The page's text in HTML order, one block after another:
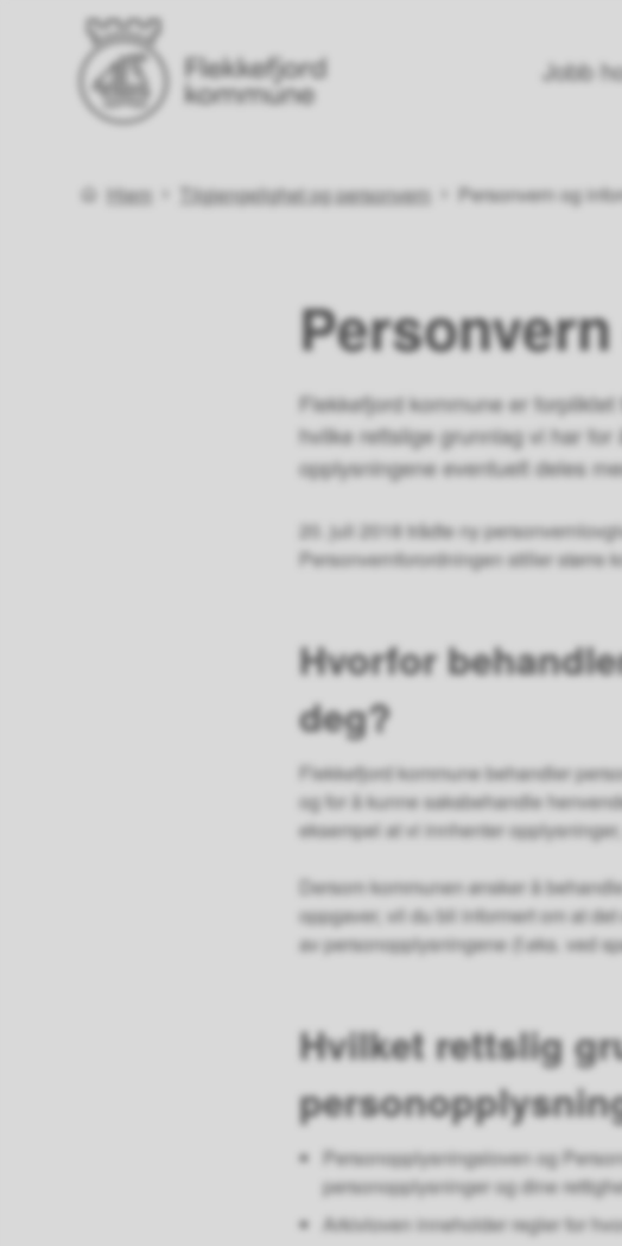
Jobb
Du er her:
Hjem Tilgjengelighet og personvern Personvern og
Flekkefjord kommune er
hvilke rettslige grunnlag vi har
opplysningene eventuelt deles
20. juli 2018 trådte ny
Personvernforordningen stiller større
Hvorfor
deg?
Flekkefjord kommune behandler
og for å kunne saksbehandle
eksempel at vi innhenter
Dersom kommunen ønsker å
oppgaver, vil du bli informert om at
av personopplysningene (f.eks. ved
Hvilket rettslig
Personopplysningsloven og
personopplysninger og dine
Arkivloven inneholder regler for